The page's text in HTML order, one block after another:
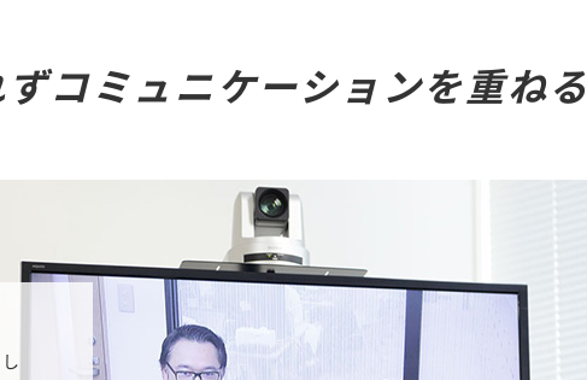
コミュニケーションを重ねる